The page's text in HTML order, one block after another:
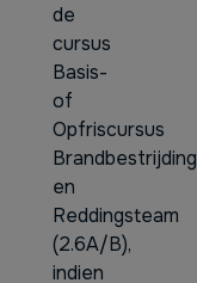
de
cursus
Basis-
of
Opfriscursus
Brandbestrijding
en
Reddingsteam
(2.6A/B),
indien